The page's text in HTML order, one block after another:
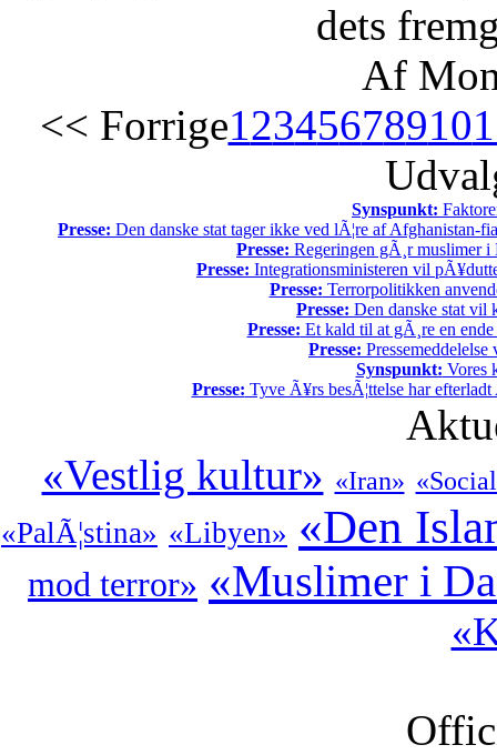
dets
Af
<< Forrige12345678910
Synspunkt:
Presse: Den danske stat tager ikke ved lÃ¦re af Afghanistan-
Presse: Regeringen gÃ¸r muslimer
Presse: Integrationsministeren vil
Presse: Terrorpolitikken
Presse: Den danske stat vil
Presse: Et kald til at gÃ¸re en
Presse:
Synspunkt: Vores
Presse: Tyve Ã¥rs besÃ¦ttelse har
«Vestlig kultur» «Iran»
«PalÃ¦stina» «Libyen» «Den
mod terror» «Muslimer i